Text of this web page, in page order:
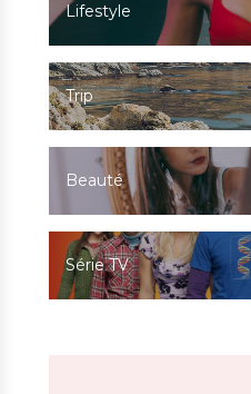
Lifestyle
Trip
Beauté
Série TV